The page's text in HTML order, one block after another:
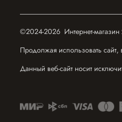
©2024-2026 Интернет-магазин
Продолжая использовать сайт,
Данный веб-сайт носит